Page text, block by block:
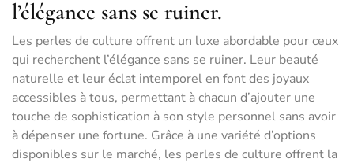
l’élégance sans se ruiner.
Les perles de culture offrent un luxe abordable pour ceux
qui recherchent l’élégance sans se ruiner. Leur beauté
naturelle et leur éclat intemporel en font des joyaux
accessibles à tous, permettant à chacun d’ajouter une
touche de sophistication à son style personnel sans avoir
à dépenser une fortune. Grâce à une variété d’options
disponibles sur le marché, les perles de culture offrent la